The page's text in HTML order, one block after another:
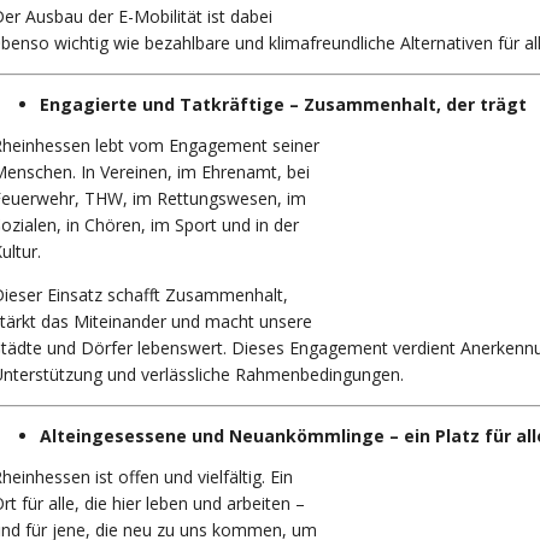
Ausbau der E-Mobilität ist dabei
wichtig wie bezahlbare und klimafreundliche Alternativen für
Engagierte und Tatkräftige – Zusammenhalt, der trägt
lebt vom Engagement seiner
In Vereinen, im Ehrenamt, bei
THW, im Rettungswesen, im
in Chören, im Sport und in der
Einsatz schafft Zusammenhalt,
das Miteinander und macht unsere
und Dörfer lebenswert. Dieses Engagement verdient
und verlässliche Rahmenbedingungen.
Alteingesessene und Neuankömmlinge – ein Platz für
ist offen und vielfältig. Ein
für alle, die hier leben und arbeiten –
für jene, die neu zu uns kommen, um